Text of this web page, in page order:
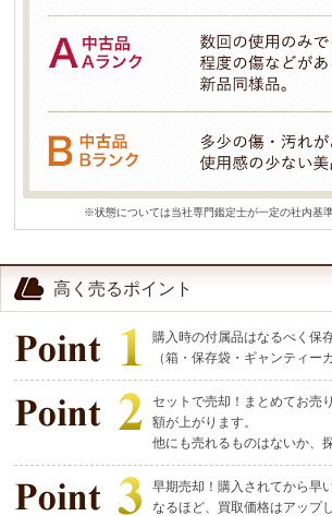
※状態については当社専門鑑定士が一定の社内基
高く売るポイント
購入時の付属品はなるべく保
（箱・保存袋・ギャンティー
セットで売却！まとめてお売
額が上がります。
他にも売れるものはないか、
早期売却！購入されてから早
なるほど、買取価格はアップし